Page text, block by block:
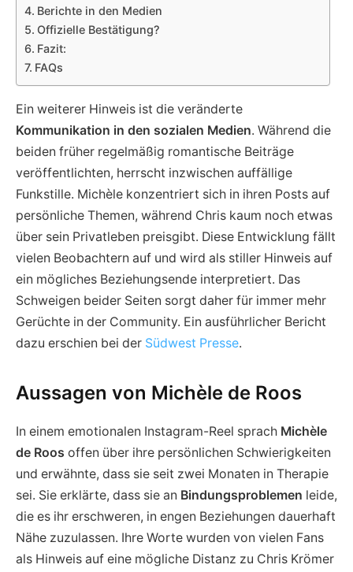
Berichte in den Medien
Offizielle Bestätigung?
Fazit:
FAQs
Ein weiterer Hinweis ist die veränderte
Kommunikation in den sozialen Medien. Während die
beiden früher regelmäßig romantische Beiträge
veröffentlichten, herrscht inzwischen auffällige
Funkstille. Michèle konzentriert sich in ihren Posts auf
persönliche Themen, während Chris kaum noch etwas
über sein Privatleben preisgibt. Diese Entwicklung fällt
vielen Beobachtern auf und wird als stiller Hinweis auf
ein mögliches Beziehungsende interpretiert. Das
Schweigen beider Seiten sorgt daher für immer mehr
Gerüchte in der Community. Ein ausführlicher Bericht
dazu erschien bei der Südwest Presse.
Aussagen von Michèle de Roos
In einem emotionalen Instagram-Reel sprach Michèle
de Roos offen über ihre persönlichen Schwierigkeiten
und erwähnte, dass sie seit zwei Monaten in Therapie
sei. Sie erklärte, dass sie an Bindungsproblemen leide,
die es ihr erschweren, in engen Beziehungen dauerhaft
Nähe zuzulassen. Ihre Worte wurden von vielen Fans
als Hinweis auf eine mögliche Distanz zu Chris Krömer